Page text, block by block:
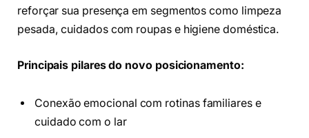
reforçar sua presença em segmentos como limpeza
pesada, cuidados com roupas e higiene doméstica.
Principais pilares do novo posicionamento:
Conexão emocional com rotinas familiares e
cuidado com o lar